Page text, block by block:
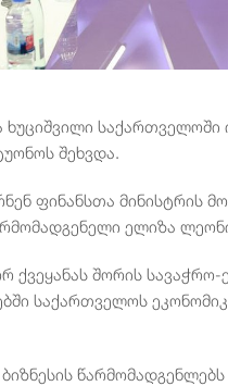
ხუციშვილი
შეხვდა.
ფინანსთა მინისტრის
ელიზა
ქვეყანას შორის
საქართველოს
ბიზნესის